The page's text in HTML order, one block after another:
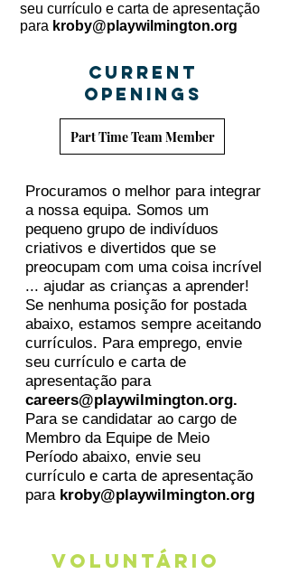
seu currículo e carta de apresentação
para kroby@playwilmington.org
CURRENT
OPENINGS
Part Time Team Member
Procuramos o melhor para integrar
a nossa equipa. Somos um
pequeno grupo de indivíduos
criativos e divertidos que se
preocupam com uma coisa incrível
... ajudar as crianças a aprender!
Se nenhuma posição for postada
abaixo, estamos sempre aceitando
currículos. Para emprego, envie
seu currículo e carta de
apresentação para
careers@playwilmington.org.
Para se candidatar ao cargo de
Membro da Equipe de Meio
Período abaixo, envie seu
currículo e carta de apresentação
para kroby@playwilmington.org
VOLUNTÁRIO